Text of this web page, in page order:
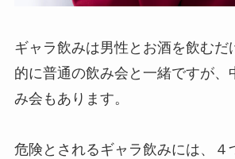
ギャラ飲みは男性とお酒を飲むだ
的に普通の飲み会と一緒ですが、
み会もあります。
危険とされるギャラ飲みには、４